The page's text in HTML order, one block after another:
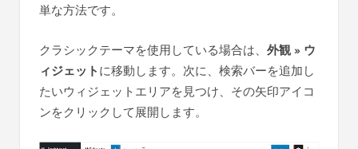
単な方法です。
クラシックテーマを使用している場合は、 外観 » ウ
ィジェットに移動します。次に、検索バーを追加し
たいウィジェットエリアを見つけ、その矢印アイコ
ンをクリックして展開します。